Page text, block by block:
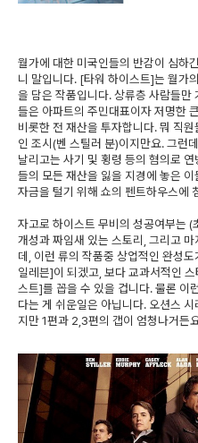
월가에 대한 미국인들의 반감이 심하
니 말입니다. [타워 하이스트]는 월가
을 담은 작품입니다. 상류층 사람들만
들은 아파트의 주민대표이자 저명한
비롯한 전 재산을 투자합니다. 뭐 직
인 조시(벤 스틸러 분)이지만요. 그런
날리고는 사기 및 횡령 등의 혐의로
들의 모든 재산을 잃을 지경에 놓은
자금을 털기 위해 쇼의 펜트하우스에
자고로 하이스트 무비의 성공여부는
개성과 짜임새 있는 스토리, 그리고
데, 이런 류의 작품중 상업적인 완성
일레븐]이 되겠고, 보다 교과서적인
스트]를 꼽을 수 있을 겁니다. 물론 이
다는 게 쉬운일은 아닙니다. 오션스
지만 1편과 2,3편의 갭이 엄청나거든